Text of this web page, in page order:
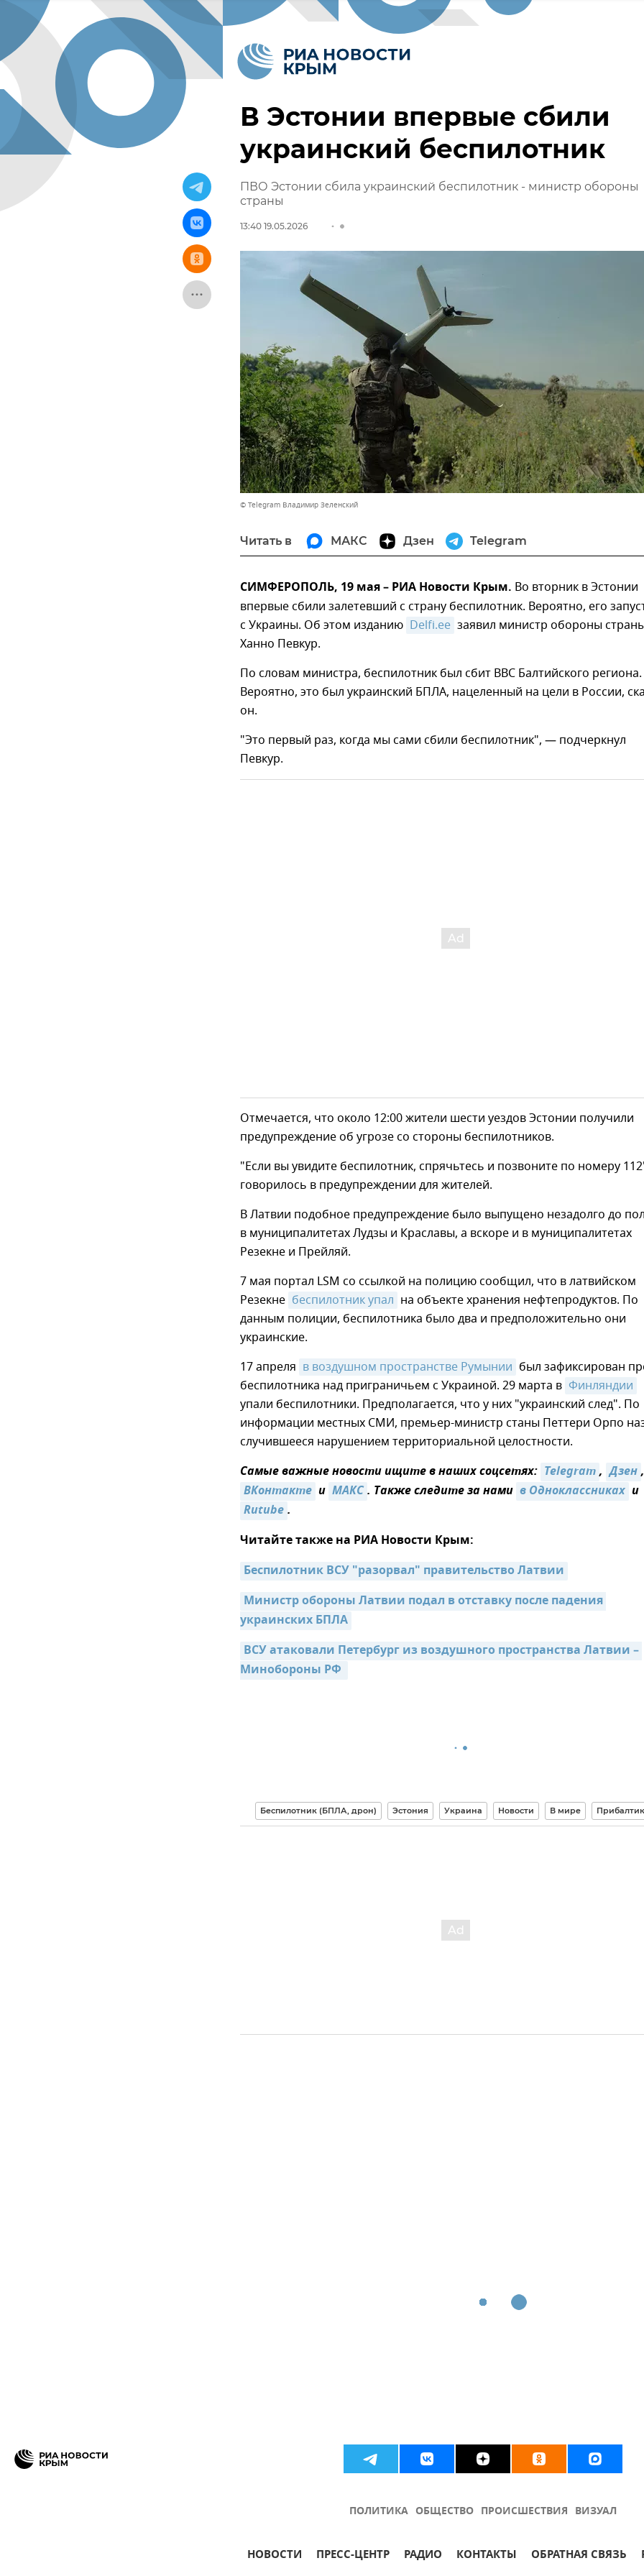
В Эстонии впервые сбили
украинский беспилотник
ПВО Эстонии сбила украинский беспилотник - министр обороны
страны
13:40 19.05.2026
© Telegram Владимир Зеленский
Читать в МАКС Дзен Telegram
СИМФЕРОПОЛЬ, 19 мая – РИА Новости Крым. Во вторник в Эстонии
впервые сбили залетевший с страну беспилотник. Вероятно, его
с Украины. Об этом изданию Delfi.ee заявил министр обороны
Ханно Певкур.
По словам министра, беспилотник был сбит ВВС Балтийского региона.
Вероятно, это был украинский БПЛА, нацеленный на цели в России,
он.
"Это первый раз, когда мы сами сбили беспилотник", — подчеркнул
Певкур.
Отмечается, что около 12:00 жители шести уездов Эстонии получили
предупреждение об угрозе со стороны беспилотников.
"Если вы увидите беспилотник, спрячьтесь и позвоните по номеру
говорилось в предупреждении для жителей.
В Латвии подобное предупреждение было выпущено незадолго до
в муниципалитетах Лудзы и Краславы, а вскоре и в муниципалитетах
Резекне и Прейляй.
7 мая портал LSM со ссылкой на полицию сообщил, что в латвийском
Резекне беспилотник упал на объекте хранения нефтепродуктов. По
данным полиции, беспилотника было два и предположительно они
украинские.
17 апреля в воздушном пространстве Румынии был зафиксирован
беспилотника над приграничьем с Украиной. 29 марта в Финляндии
упали беспилотники. Предполагается, что у них "украинский след". По
информации местных СМИ, премьер-министр станы Петтери Орпо
случившееся нарушением территориальной целостности.
Самые важные новости ищите в наших соцсетях: Telegram, Дзен,
ВКонтакте и МАКС. Также следите за нами в Одноклассниках и
Rutube.
Читайте также на РИА Новости Крым:
Беспилотник ВСУ "разорвал" правительство Латвии
Министр обороны Латвии подал в отставку после падения
украинских БПЛА
ВСУ атаковали Петербург из воздушного пространства Латвии –
Минобороны РФ
Беспилотник (БПЛА, дрон) Эстония Украина Новости В мире
ПОЛИТИКА ОБЩЕСТВО ПРОИСШЕСТВИЯ ВИЗУАЛ
НОВОСТИ ПРЕСС-ЦЕНТР РАДИО КОНТАКТЫ ОБРАТНАЯ СВЯЗЬ